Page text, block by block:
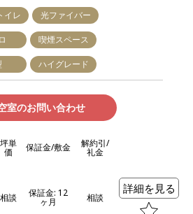
イレ 光ファイバー
喫煙スペース
ハイグレード
室のお問い合わせ
坪単
価 保証金/敷金 解約引/
礼金
相談 保証金: 12
ヶ月 相談
詳細を見る